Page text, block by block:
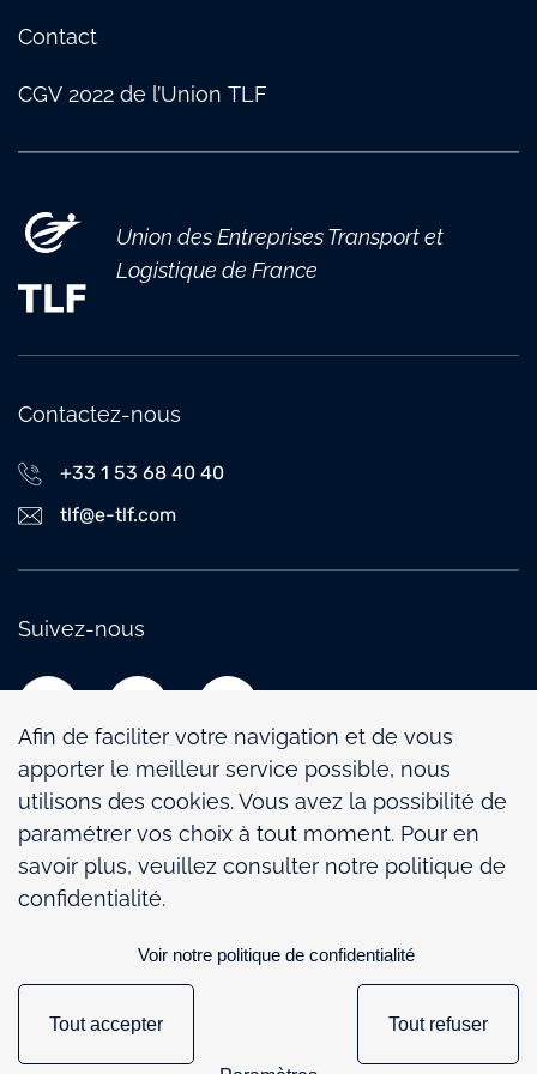
Union des Entreprises Transport et
Logistique de France
Contactez-nous
+33 1 53 68 40 40
tlf@e-tlf.com
Suivez-nous
Contact
CGV 2022 de l’Union TLF
Politique de confidentialité
Mentions légales
Paramétrage des cookies
Afin de faciliter votre navigation et de vous
apporter le meilleur service possible, nous
utilisons des cookies. Vous avez la possibilité de
paramétrer vos choix à tout moment. Pour en
savoir plus, veuillez consulter notre politique de
confidentialité.
Tout accepter Tout refuser
Voir notre politique de confidentialité